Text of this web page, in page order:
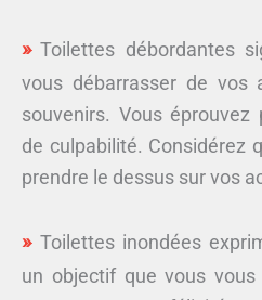
Toilettes débordantes
vous débarrasser de vos
souvenirs. Vous
de culpabilité. Considérez
prendre le dessus sur vos
Toilettes inondées
un objectif que vous